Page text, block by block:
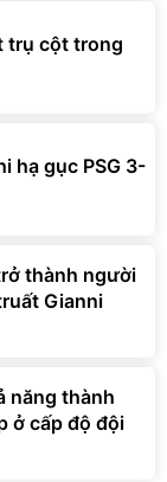
trụ cột trong
hạ gục PSG 3-
thành người
Gianni
năng thành
ở cấp độ đội